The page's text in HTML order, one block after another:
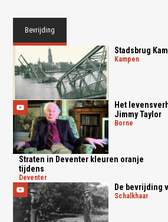
Bevrijding
Stadsbrug
kampen
Het
Jimmy Taylor
borne
Straten in Deventer kleuren oranje
tijdens
deventer
De bevrijding
schalkhaar